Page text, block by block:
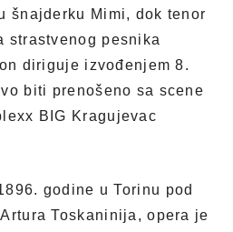
šnajderku Mimi, dok tenor
strastvenog pesnika
diriguje izvođenjem 8.
biti prenošeno sa scene
BIG Kragujevac
godine u Torinu pod
Toskaninija, opera je